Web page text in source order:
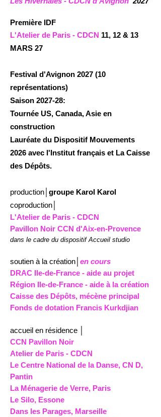
Première IDF
L'Atelier de Paris - CDCN 11, 12 & 13
MARS 27
Festival d'Avignon 2027 (10
représentations)
Saison 2027-28:
Tournée US, Canada, Asie en
construction
Lauréate du Dispositif Mouvements
2026 avec l'Institut français et La Caisse
des Dépôts.
​​production groupe Karol Karol
coproduction
L'Atelier de Paris - CDCN
Pavillon Noir CCN d'Aix-en-Provence
dans le cadre du dispositif Accueil studio​​
soutien à la création│ en cours
DRAC Ile-de-France - aide au projet
Région Ile-de-France - aide à la création
Caisse des Dépôts, mécène principal
Fonds de dotation Francis Kurkdjian
accueil en résidence
CCN Pavillon Noir
Atelier de Paris - CDCN
Le Centre National de la Danse, CN D,
Pantin
La Ménagerie de Verre, Paris
Le Silo, Essone
Dans les Parages, Marseille